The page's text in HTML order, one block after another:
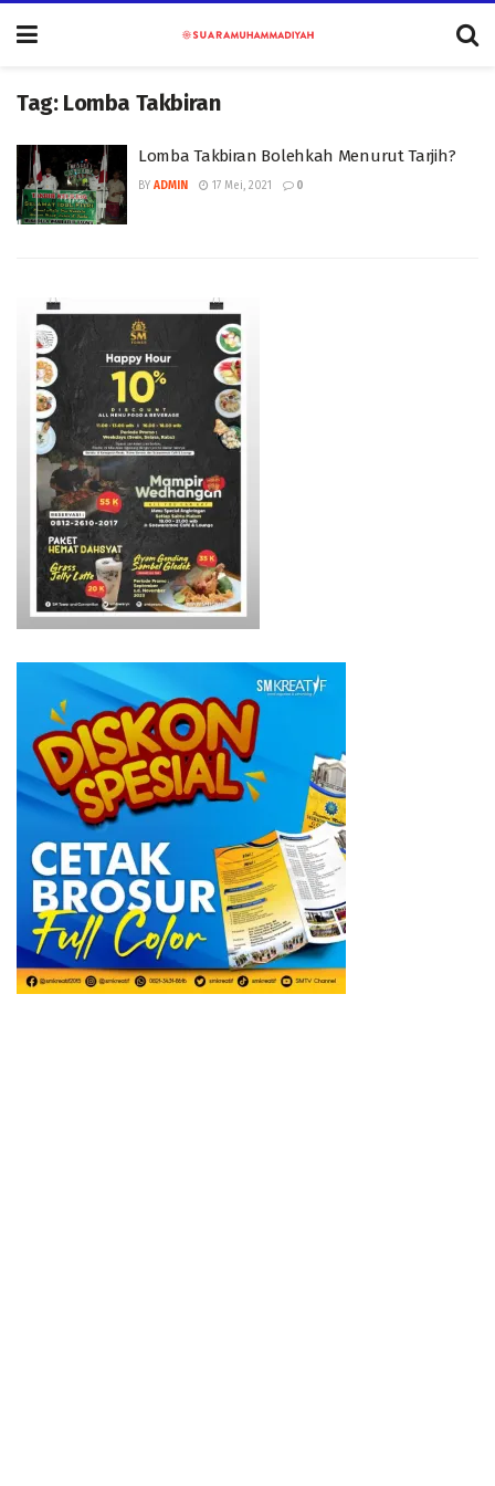
Tag: Lomba Takbiran
Lomba Takbiran Bolehkah Menurut Tarjih?
BY ADMIN 17 Mei, 2021 0